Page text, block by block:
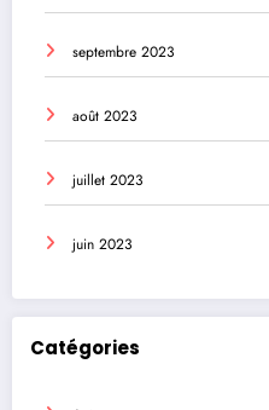
septembre 2023
août 2023
juillet 2023
juin 2023
Catégories